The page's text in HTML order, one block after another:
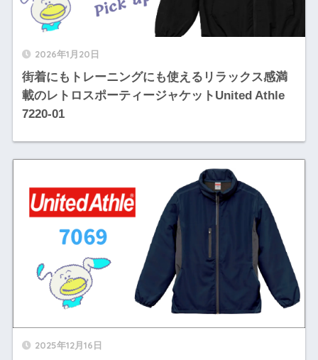
2026年1月20日
街着にもトレーニングにも使えるリラックス感満
載のレトロスポーティージャケットUnited Athle
7220-01
2025年12月16日